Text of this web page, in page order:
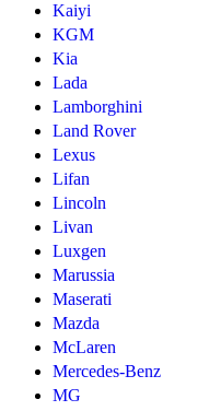
Kaiyi
KGM
Kia
Lada
Lamborghini
Land Rover
Lexus
Lifan
Lincoln
Livan
Luxgen
Marussia
Maserati
Mazda
McLaren
Mercedes-Benz
MG